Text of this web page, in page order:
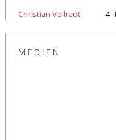
Christian Vollradt 4
MEDIEN